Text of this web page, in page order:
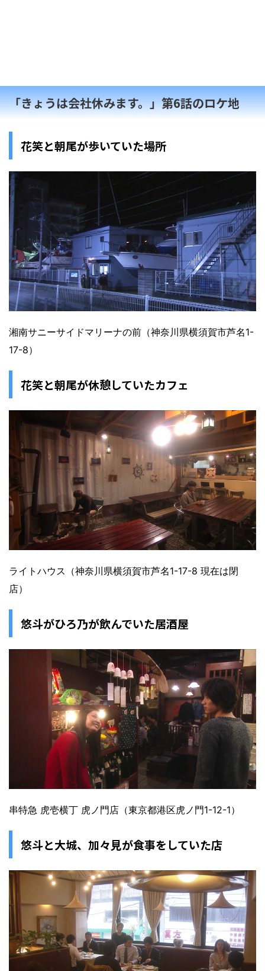
「きょうは会社休みます。」第6話のロケ地
花笑と朝尾が歩いていた場所
湘南サニーサイドマリーナの前（神奈川県横須賀市芦名1-
17-8）
花笑と朝尾が休憩していたカフェ
ライトハウス（神奈川県横須賀市芦名1-17-8 現在は閉
店）
悠斗がひろ乃が飲んでいた居酒屋
串特急 虎壱横丁 虎ノ門店（東京都港区虎ノ門1-12-1）
悠斗と大城、加々見が食事をしていた店